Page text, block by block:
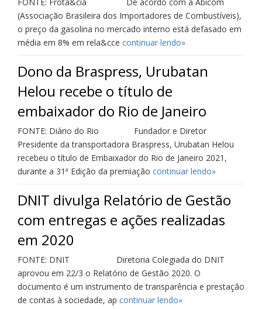
(Associação Brasileira dos Importadores de Combustíveis),
o preço da gasolina no mercado interno está defasado em
média em 8% em rela&cce continuar lendo»
Dono da Braspress, Urubatan
Helou recebe o título de
embaixador do Rio de Janeiro
FONTE: Diário do Rio Fundador e Diretor
Presidente da transportadora Braspress, Urubatan Helou
recebeu o título de Embaixador do Rio de Janeiro 2021,
durante a 31ª Edição da premiação continuar lendo»
DNIT divulga Relatório de Gestão
com entregas e ações realizadas
em 2020
FONTE: DNIT Diretoria Colegiada do DNIT
aprovou em 22/3 o Relatório de Gestão 2020. O
documento é um instrumento de transparência e prestação
de contas à sociedade, ap continuar lendo»